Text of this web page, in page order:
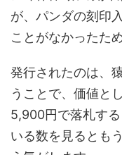
が、パンダの刻印
ことがなかったた
発行されたのは、
うことで、価値と
5,900円で落札す
いる数を見るとも